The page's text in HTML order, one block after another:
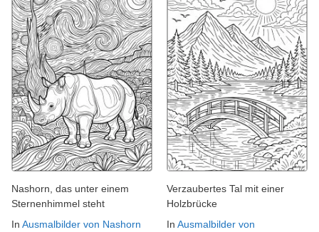
Nashorn, das unter einem
Sternenhimmel steht
In Ausmalbilder von Nashorn
Verzaubertes Tal mit einer
Holzbrücke
In Ausmalbilder von